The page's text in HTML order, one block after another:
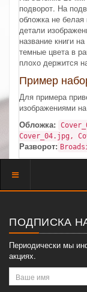
подворот. На
обложка не
детали
название книги
темные цвета в
плохо держится
Пример
Для примера
изображениями
Обложка:
Cover_04.jpg,
Разворот:
Показать
ПОДПИСКА
Периодически мы
акциях.
Ваше
имя